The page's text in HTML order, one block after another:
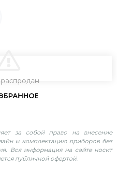
за собой право на внесение
и комплектацию приборов без
Вся информация на сайте носит
публичной офертой.